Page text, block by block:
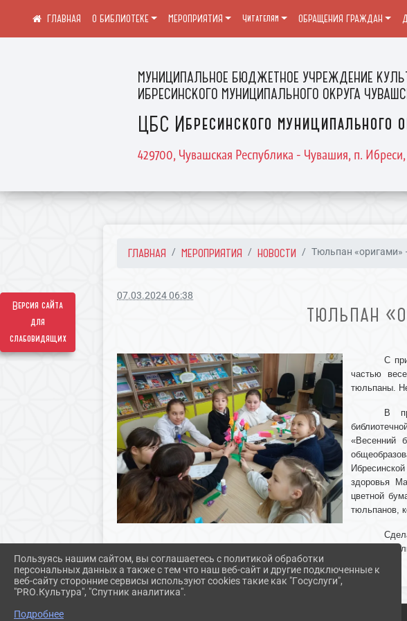
Версия сайта
для
слабовидящих
МУНИЦИПАЛЬНОЕ БЮДЖЕТНОЕ УЧРЕЖДЕНИЕ
ИБРЕСИНСКОГО МУНИЦИПАЛЬНОГО ОКРУГА
ЦБС Ибресинского муниципального
429700, Чувашская Республика - Чувашия, п.
О БИБЛИОТЕКЕ МЕРОПРИЯТИЯ Читателям ОБРАЩЕНИЯ ГРАЖДАН
ГЛАВНАЯ МЕРОПРИЯТИЯ НОВОСТИ Тюльпан «оригами»
07.03.2024 06:38
ТЮЛЬПАН
С
частью
тюльпаны.
В
«Весенний
здоровья
цветной
тюльпанов,
для мамы
Пользуясь нашим сайтом, вы соглашаетесь с политикой обработки
персональных данных а также с тем что наш веб-сайт и другие подключенные к
веб-сайту сторонние сервисы используют cookies такие как "Госуслуги",
"PRO.Культура", "Спутник аналитика".
Подробнее